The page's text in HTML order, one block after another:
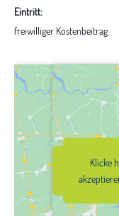
Eintritt:
freiwilliger Kostenbeitrag
Klicke